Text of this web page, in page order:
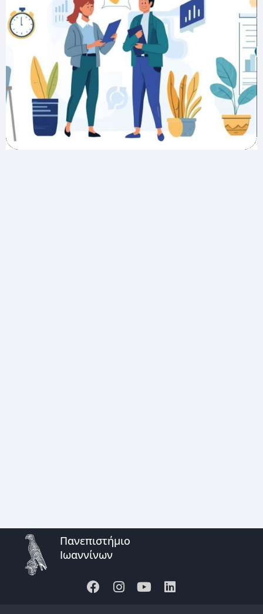
Πανεπιστήμιο
Ιωαννίνων